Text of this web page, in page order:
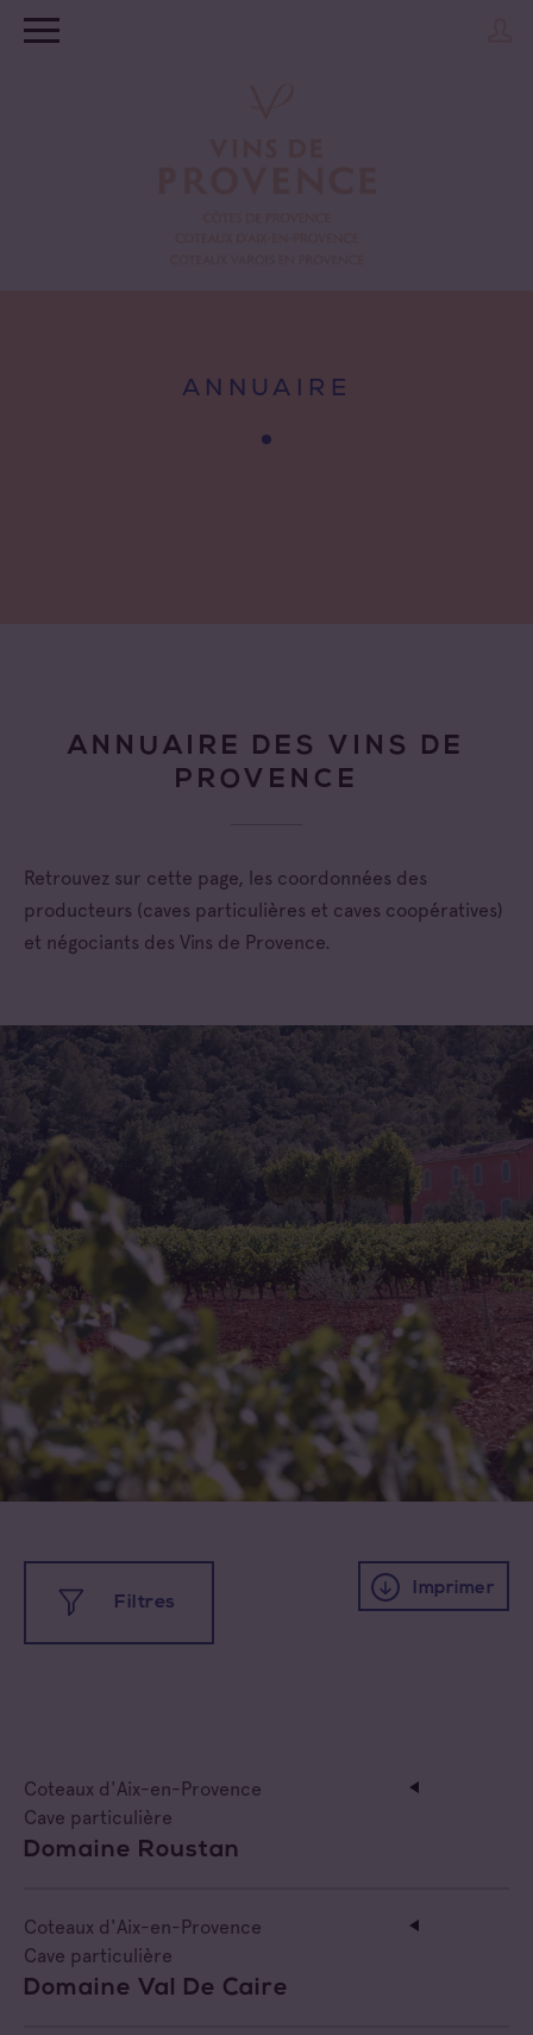
ANNUAIRE
ANNUAIRE DES VINS DE
PROVENCE
Retrouvez sur cette page, les coordonnées des
producteurs (caves particulières et caves coopératives)
et négociants des Vins de Provence.
Filtres
Imprimer
Coteaux d'Aix-en-Provence
Coteaux Varois en Provence
Côtes de Provence Fréjus
Cave particulière
Négoce vinificateur
Negociant
Négociant Etranger
Coteaux d'Aix-en-Provence
Cave particulière
Domaine Roustan
Coteaux d'Aix-en-Provence
Cave particulière
Domaine Val De Caire